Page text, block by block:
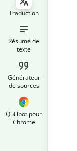
Traduction
Résumé de
texte
Générateur
de sources
Quillbot pour
Chrome